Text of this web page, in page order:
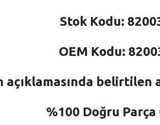
Stok Kodu:
OEM Kodu:
açıklamasında
%100 Doğru